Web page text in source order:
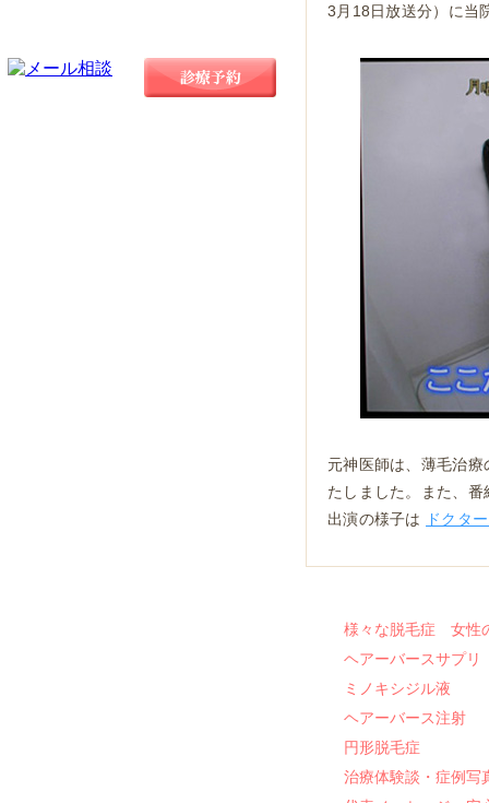
3月18日放送分）に当
元神医師は、薄毛治
たしました。また、
出演の様子は
ドクタ
様々な脱毛症 女性
ヘアーバースサプリ
ミノキシジル液
ヘアーバース注射
円形脱毛症
治療体験談・症例写